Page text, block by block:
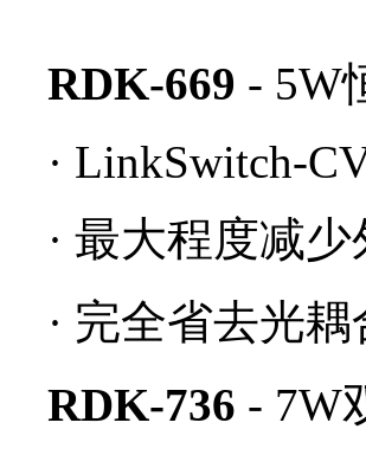
RDK-669 - 5W
· LinkSwitch-
· 最大程度减少
· 完全省去光
RDK-736 - 7W